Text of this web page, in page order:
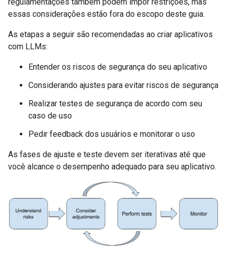
essas considerações estão fora do escopo deste guia.
As etapas a seguir são recomendadas ao criar aplicativos
com LLMs:
Entender os riscos de segurança do seu aplicativo
Considerando ajustes para evitar riscos de segurança
Realizar testes de segurança de acordo com seu
caso de uso
Pedir feedback dos usuários e monitorar o uso
As fases de ajuste e teste devem ser iterativas até que
você alcance o desempenho adequado para seu aplicativo.